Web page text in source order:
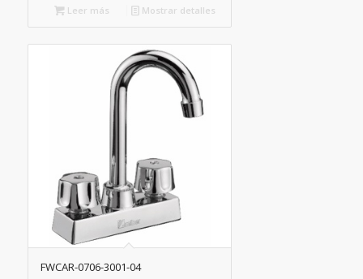
Leer más Mostrar detalles
FWCAR-0706-3001-04